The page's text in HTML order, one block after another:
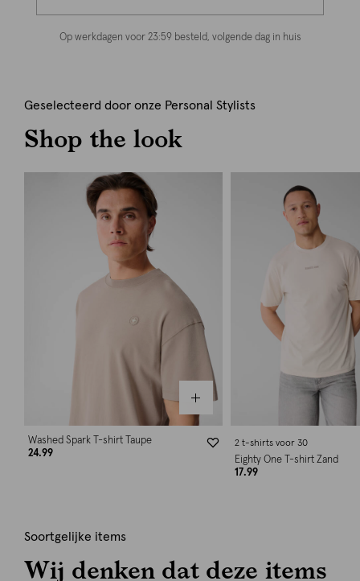
Op werkdagen voor 23:59 besteld, volgende dag in huis
Geselecteerd door onze Personal Stylists
Shop the look
Washed Spark T-shirt Taupe
24.99
2 t-shirts voor 30
Eighty One T-shirt Zand
17.99
Soortgelijke items
Wij denken dat deze items